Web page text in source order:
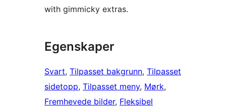
with gimmicky extras.
Egenskaper
Svart, Tilpasset bakgrunn, Tilpasset
sidetopp, Tilpasset meny, Mørk
Fremhevede bilder, Fleksibel